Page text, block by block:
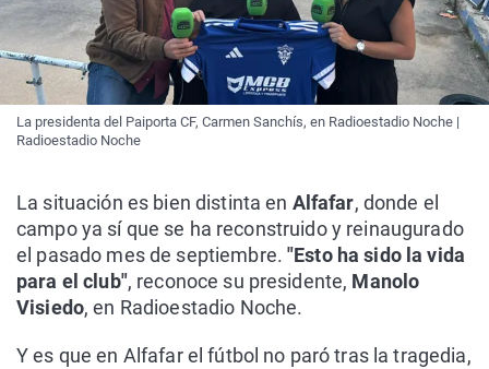
La presidenta del Paiporta CF, Carmen Sanchís, en Radioestadio Noche |
Radioestadio Noche
La situación es bien distinta en Alfafar, donde el
campo ya sí que se ha reconstruido y reinaugurado
el pasado mes de septiembre."Esto ha sido la vida
para el club", reconoce su presidente, Manolo
Visiedo, en Radioestadio Noche.
Y es que en Alfafar el fútbol no paró tras la tragedia,